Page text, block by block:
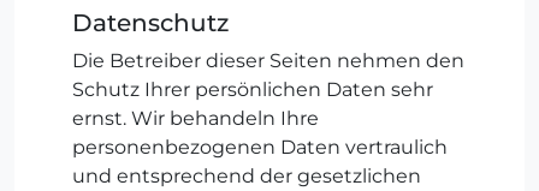
Datenschutz
Die Betreiber dieser Seiten nehmen den
Schutz Ihrer persönlichen Daten sehr
ernst. Wir behandeln Ihre
personenbezogenen Daten vertraulich
und entsprechend der gesetzlichen